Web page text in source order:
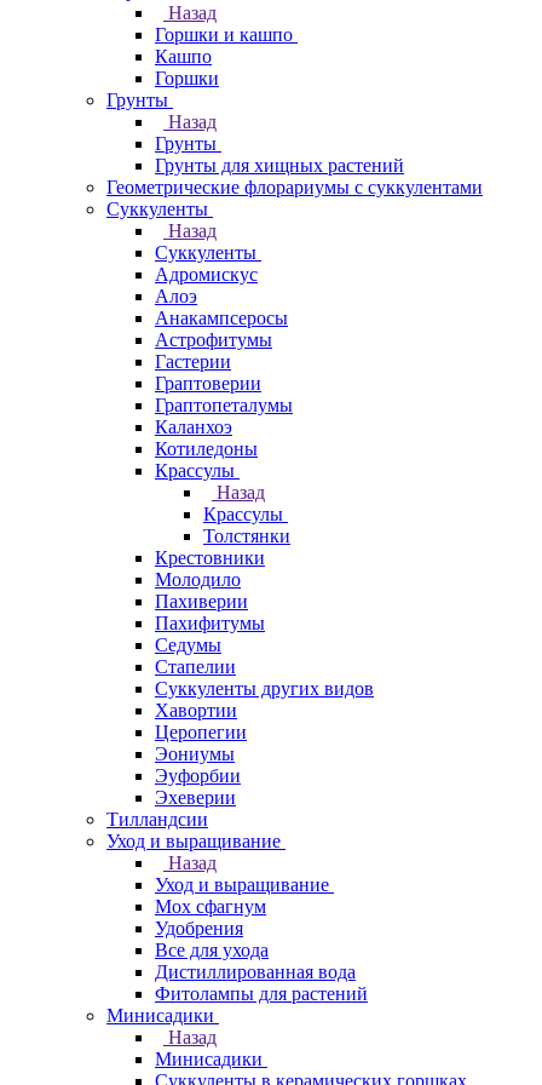
Назад
Горшки и кашпо
Кашпо
Горшки
Грунты
Назад
Грунты
Грунты для хищных растений
Геометрические флорариумы с суккулентами
Суккуленты
Назад
Суккуленты
Адромискус
Алоэ
Анакампсеросы
Астрофитумы
Гастерии
Граптоверии
Граптопеталумы
Каланхоэ
Котиледоны
Крассулы
Назад
Крассулы
Толстянки
Крестовники
Молодило
Пахиверии
Пахифитумы
Седумы
Стапелии
Суккуленты других видов
Хавортии
Церопегии
Эониумы
Эуфорбии
Эхеверии
Тилландсии
Уход и выращивание
Назад
Уход и выращивание
Мох сфагнум
Удобрения
Все для ухода
Дистиллированная вода
Фитолампы для растений
Минисадики
Назад
Минисадики
Суккуленты в керамических горшках